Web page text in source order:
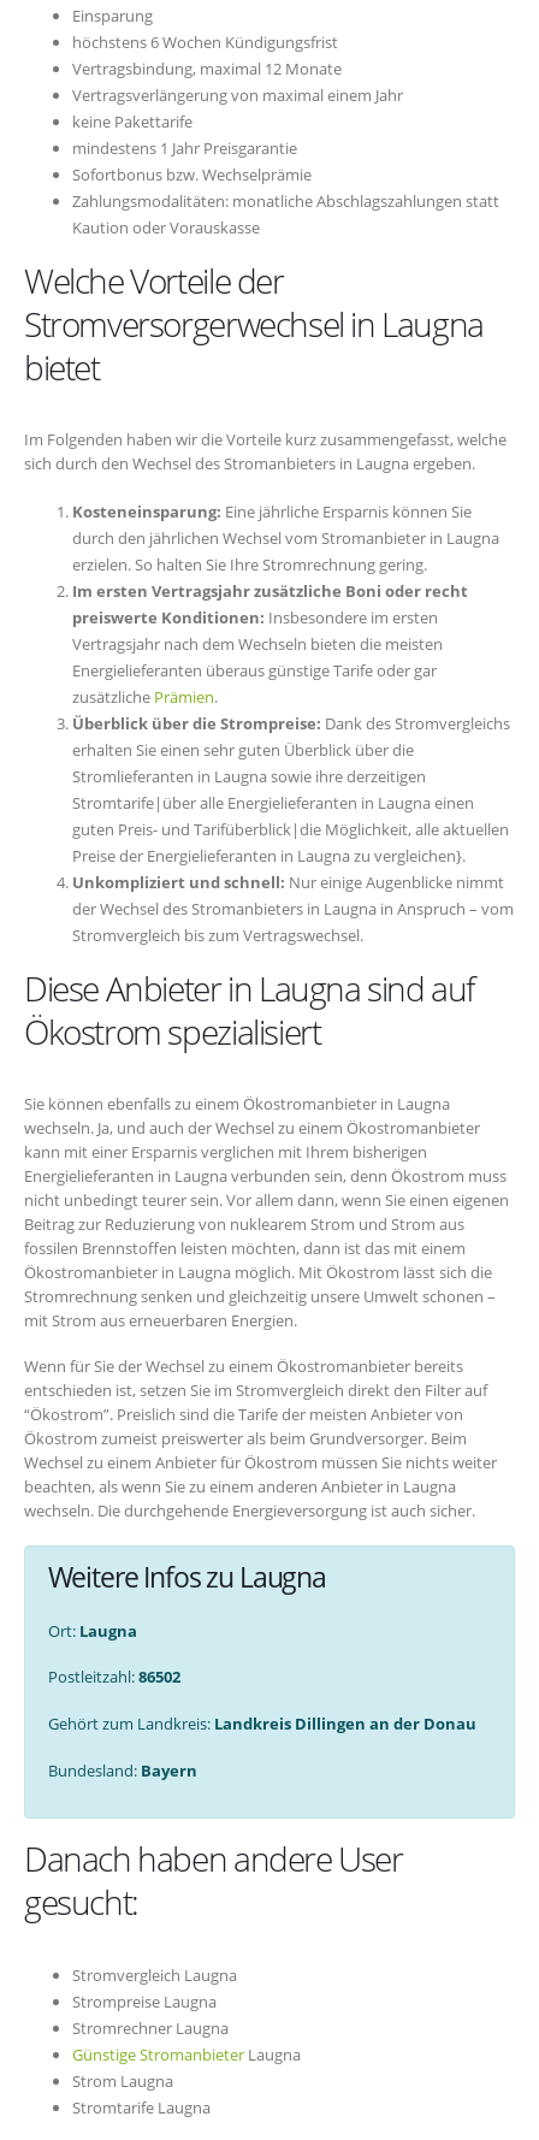
Einsparung
höchstens 6 Wochen Kündigungsfrist
Vertragsbindung, maximal 12 Monate
Vertragsverlängerung von maximal einem Jahr
keine Pakettarife
mindestens 1 Jahr Preisgarantie
Sofortbonus bzw. Wechselprämie
Zahlungsmodalitäten: monatliche Abschlagszahlungen statt
Kaution oder Vorauskasse
Welche Vorteile der
Stromversorgerwechsel in Laugna
bietet
Im Folgenden haben wir die Vorteile kurz zusammengefasst, welche
sich durch den Wechsel des Stromanbieters in Laugna ergeben.
Kosteneinsparung: Eine jährliche Ersparnis können Sie
durch den jährlichen Wechsel vom Stromanbieter in Laugna
erzielen. So halten Sie Ihre Stromrechnung gering.
Im ersten Vertragsjahr zusätzliche Boni oder recht
preiswerte Konditionen: Insbesondere im ersten
Vertragsjahr nach dem Wechseln bieten die meisten
Energielieferanten überaus günstige Tarife oder gar
zusätzliche Prämien.
Überblick über die Strompreise: Dank des Stromvergleichs
erhalten Sie einen sehr guten Überblick über die
Stromlieferanten in Laugna sowie ihre derzeitigen
Stromtarife|über alle Energielieferanten in Laugna einen
guten Preis- und Tarifüberblick|die Möglichkeit, alle aktuellen
Preise der Energielieferanten in Laugna zu vergleichen}.
Unkompliziert und schnell: Nur einige Augenblicke nimmt
der Wechsel des Stromanbieters in Laugna in Anspruch – vom
Stromvergleich bis zum Vertragswechsel.
Diese Anbieter in Laugna sind auf
Ökostrom spezialisiert
Sie können ebenfalls zu einem Ökostromanbieter in Laugna
wechseln. Ja, und auch der Wechsel zu einem Ökostromanbieter
kann mit einer Ersparnis verglichen mit Ihrem bisherigen
Energielieferanten in Laugna verbunden sein, denn Ökostrom muss
nicht unbedingt teurer sein. Vor allem dann, wenn Sie einen eigenen
Beitrag zur Reduzierung von nuklearem Strom und Strom aus
fossilen Brennstoffen leisten möchten, dann ist das mit einem
Ökostromanbieter in Laugna möglich. Mit Ökostrom lässt sich die
Stromrechnung senken und gleichzeitig unsere Umwelt schonen –
mit Strom aus erneuerbaren Energien.
Wenn für Sie der Wechsel zu einem Ökostromanbieter bereits
entschieden ist, setzen Sie im Stromvergleich direkt den Filter auf
“Ökostrom”. Preislich sind die Tarife der meisten Anbieter von
Ökostrom zumeist preiswerter als beim Grundversorger. Beim
Wechsel zu einem Anbieter für Ökostrom müssen Sie nichts weiter
beachten, als wenn Sie zu einem anderen Anbieter in Laugna
wechseln. Die durchgehende Energieversorgung ist auch sicher.
Weitere Infos zu Laugna
Ort: Laugna
Postleitzahl:86502
Gehört zum Landkreis: Landkreis Dillingen an der Donau
Bundesland: Bayern
Danach haben andere User
gesucht:
Stromvergleich Laugna
Strompreise Laugna
Stromrechner Laugna
Günstige Stromanbieter Laugna
Strom Laugna
Stromtarife Laugna